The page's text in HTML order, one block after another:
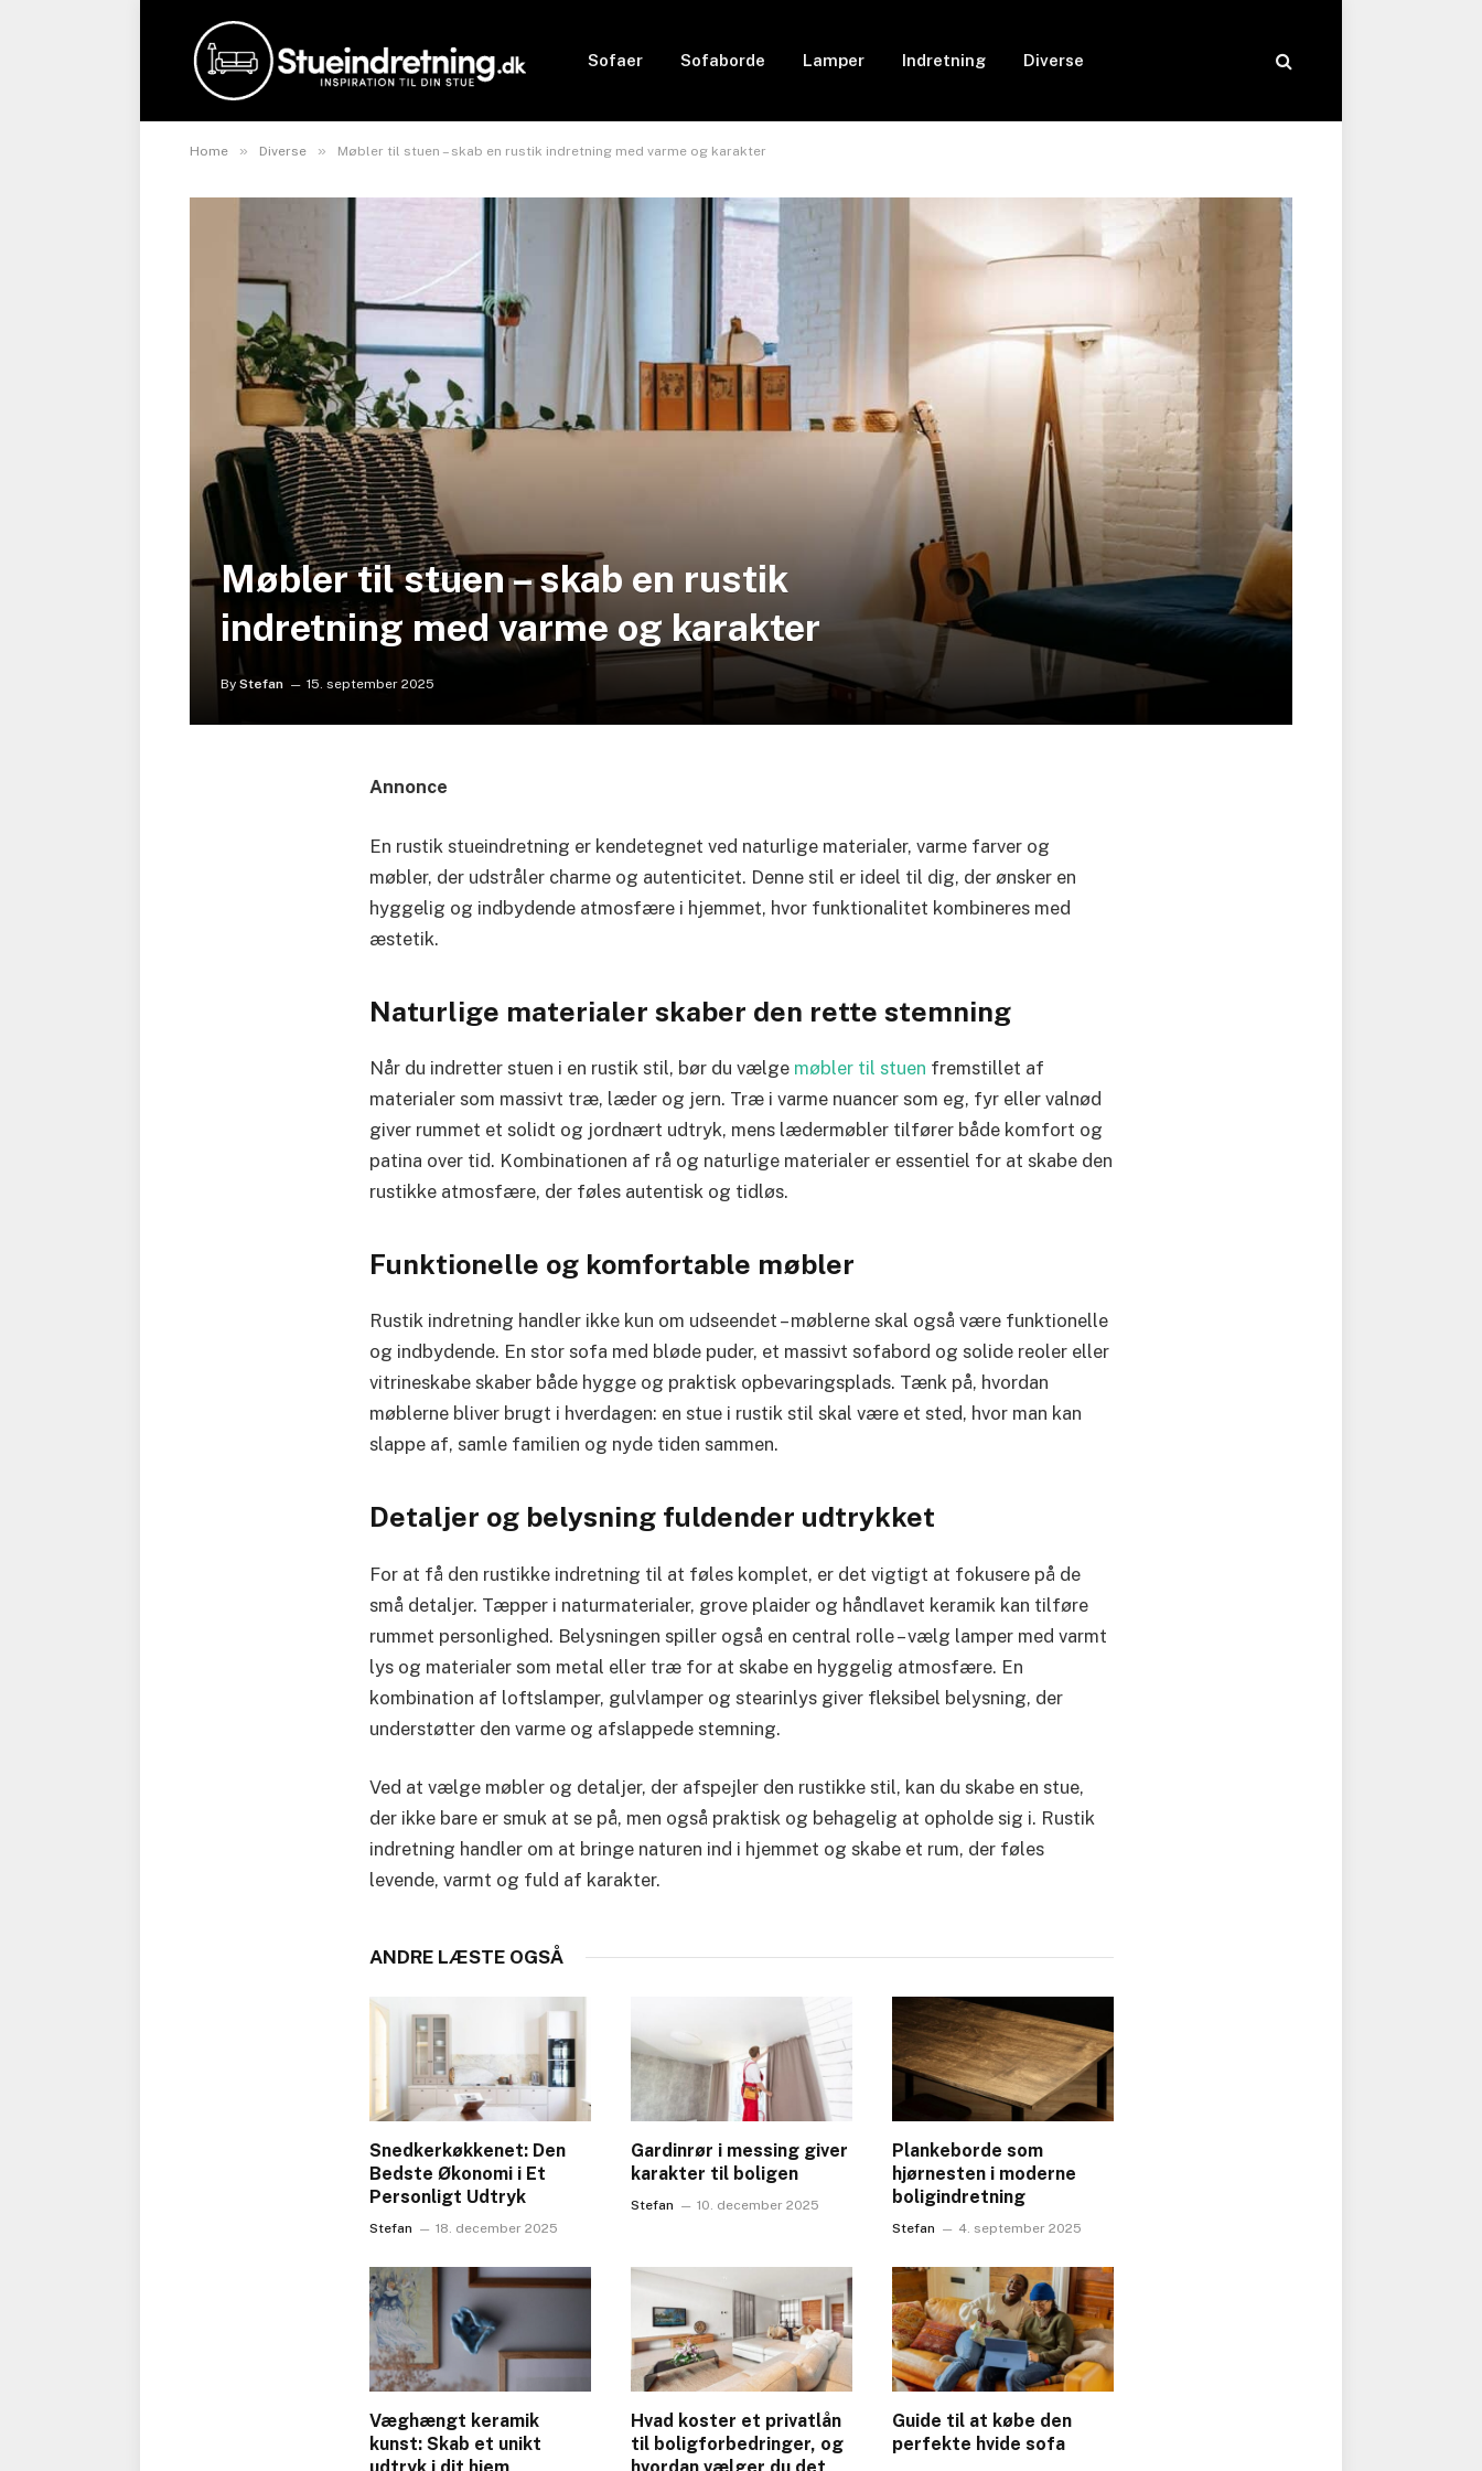
Sofaer Sofaborde Lamper Indretning Diverse
Home » Diverse » Møbler til stuen – skab en rustik indretning med varme og karakter
Møbler til stuen – skab en rustik
indretning med varme og karakter
By Stefan 15. september 2025
Annonce
En rustik stueindretning er kendetegnet ved naturlige materialer, varme farver og
møbler, der udstråler charme og autenticitet. Denne stil er ideel til dig, der ønsker en
hyggelig og indbydende atmosfære i hjemmet, hvor funktionalitet kombineres med
æstetik.
Naturlige materialer skaber den rette stemning
Når du indretter stuen i en rustik stil, bør du vælge møbler til stuen fremstillet af
materialer som massivt træ, læder og jern. Træ i varme nuancer som eg, fyr eller valnød
giver rummet et solidt og jordnært udtryk, mens lædermøbler tilfører både komfort og
patina over tid. Kombinationen af rå og naturlige materialer er essentiel for at skabe den
rustikke atmosfære, der føles autentisk og tidløs.
Funktionelle og komfortable møbler
Rustik indretning handler ikke kun om udseendet – møblerne skal også være funktionelle
og indbydende. En stor sofa med bløde puder, et massivt sofabord og solide reoler eller
vitrineskabe skaber både hygge og praktisk opbevaringsplads. Tænk på, hvordan
møblerne bliver brugt i hverdagen: en stue i rustik stil skal være et sted, hvor man kan
slappe af, samle familien og nyde tiden sammen.
Detaljer og belysning fuldender udtrykket
For at få den rustikke indretning til at føles komplet, er det vigtigt at fokusere på de
små detaljer. Tæpper i naturmaterialer, grove plaider og håndlavet keramik kan tilføre
rummet personlighed. Belysningen spiller også en central rolle – vælg lamper med varmt
lys og materialer som metal eller træ for at skabe en hyggelig atmosfære. En
kombination af loftslamper, gulvlamper og stearinlys giver fleksibel belysning, der
understøtter den varme og afslappede stemning.
Ved at vælge møbler og detaljer, der afspejler den rustikke stil, kan du skabe en stue,
der ikke bare er smuk at se på, men også praktisk og behagelig at opholde sig i. Rustik
indretning handler om at bringe naturen ind i hjemmet og skabe et rum, der føles
levende, varmt og fuld af karakter.
ANDRE LÆSTE OGSÅ
Snedkerkøkkenet: Den
Bedste Økonomi i Et
Personligt Udtryk
Stefan 18. december 2025
Gardinrør i messing giver
karakter til boligen
Stefan 10. december 2025
Plankeborde som
hjørnesten i moderne
boligindretning
Stefan 4. september 2025
Væghængt keramik
kunst: Skab et unikt
Hvad koster et privatlån
til boligforbedringer, og
Guide til at købe den
perfekte hvide sofa